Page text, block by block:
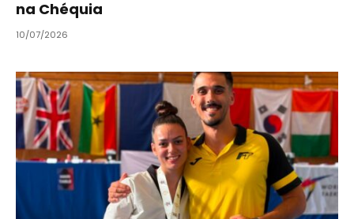
na Chéquia
10/07/2026